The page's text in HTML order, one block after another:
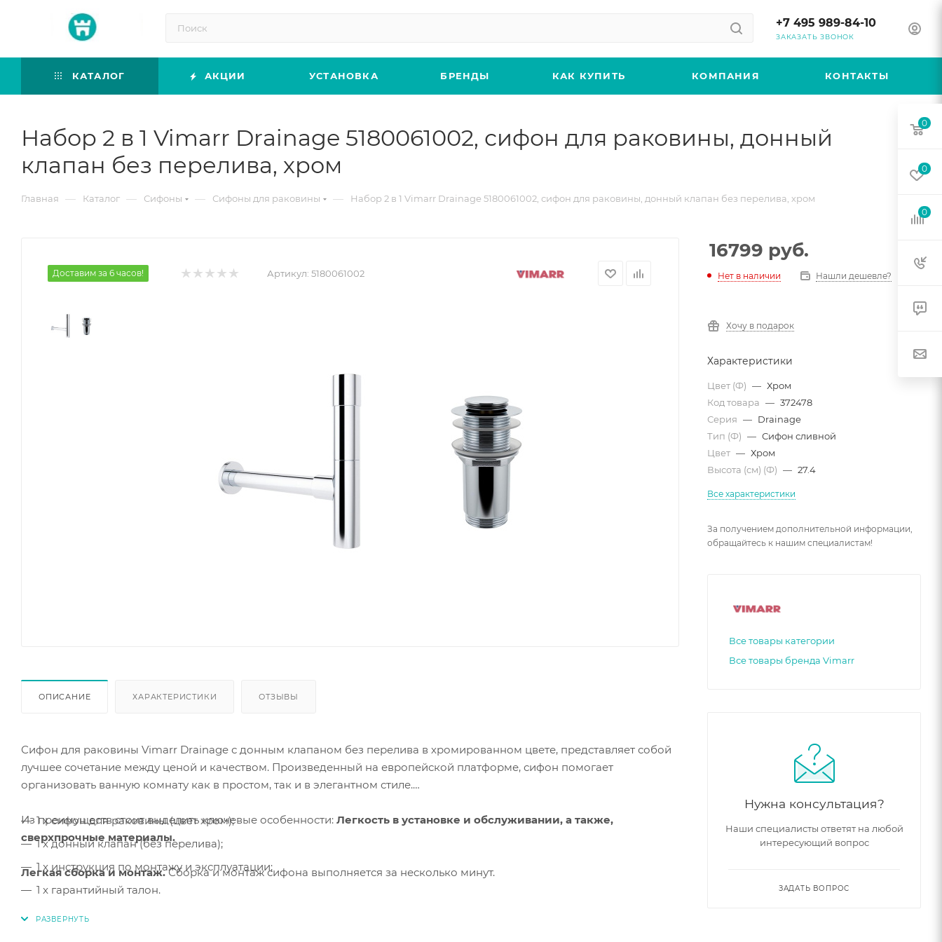
+7 495 989-84-10
ЗАКАЗАТЬ ЗВОНОК
КАТАЛОГ АКЦИИ УСТАНОВКА БРЕНДЫ КАК КУПИТЬ КОМПАНИЯ КОНТАКТЫ
Набор 2 в 1 Vimarr Drainage 5180061002, сифон для раковины, донный
клапан без перелива, хром
Главная — Каталог — Сифоны — Сифоны для раковины — Набор 2 в 1 Vimarr Drainage 5180061002, сифон для раковины, донный клапан без перелива, хром
Доставим за 6 часов! Артикул: 5180061002
ОПИСАНИЕ ХАРАКТЕРИСТИКИ ОТЗЫВЫ
Сифон для раковины Vimarr Drainage с донным клапаном без перелива в хромированном цвете, представляет собой
лучшее сочетание между ценой и качеством. Произведенный на европейской платформе, сифон помогает
организовать ванную комнату как в простом, так и в элегантном стиле.
Из преимуществ стоит выделить ключевые особенности: Легкость в установке и обслуживании, а также,
сверхпрочные материалы.
Легкая сборка и монтаж.Сборка и монтаж сифона выполняется за несколько минут.
адаптировать его для нестандартных санузлов.
1 x сифон для раковины (цвет хром);
1 x донный клапан (без перелива);
1 x инструкция по монтажу и эксплуатации;
1 x гарантийный талон.
16799 руб.
Нет в наличии Нашли дешевле?
Хочу в подарок
Характеристики
Цвет (Ф) — Хром
Код товара — 372478
Серия — Drainage
Тип (Ф) — Сифон сливной
Цвет — Хром
Высота (см) (Ф) — 27.4
Все характеристики
За получением дополнительной информации,
обращайтесь к нашим специалистам!
Все товары категории
Все товары бренда Vimarr
Нужна консультация?
Наши специалисты ответят на любой
интересующий вопрос
ЗАДАТЬ ВОПРОС
0
0
0